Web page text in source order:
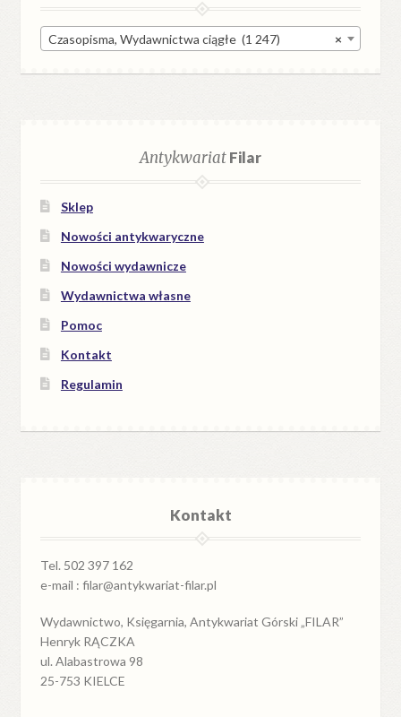
×
Czasopisma, Wydawnictwa ciągłe (1 247)
AntykwariatFilar
Sklep
Nowości antykwaryczne
Nowości wydawnicze
Wydawnictwa własne
Pomoc
Kontakt
Regulamin
Kontakt
Tel. 502 397 162
e-mail : filar@antykwariat-filar.pl
Wydawnictwo, Księgarnia, Antykwariat Górski „FILAR”
Henryk RĄCZKA
ul. Alabastrowa 98
25-753 KIELCE